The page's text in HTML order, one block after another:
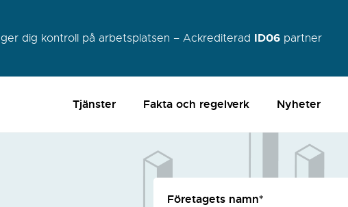
dig kontroll på arbetsplatsen – Ackrediterad ID06partner
Tjänster Fakta och regelverk Nyheter
Företagets namn*